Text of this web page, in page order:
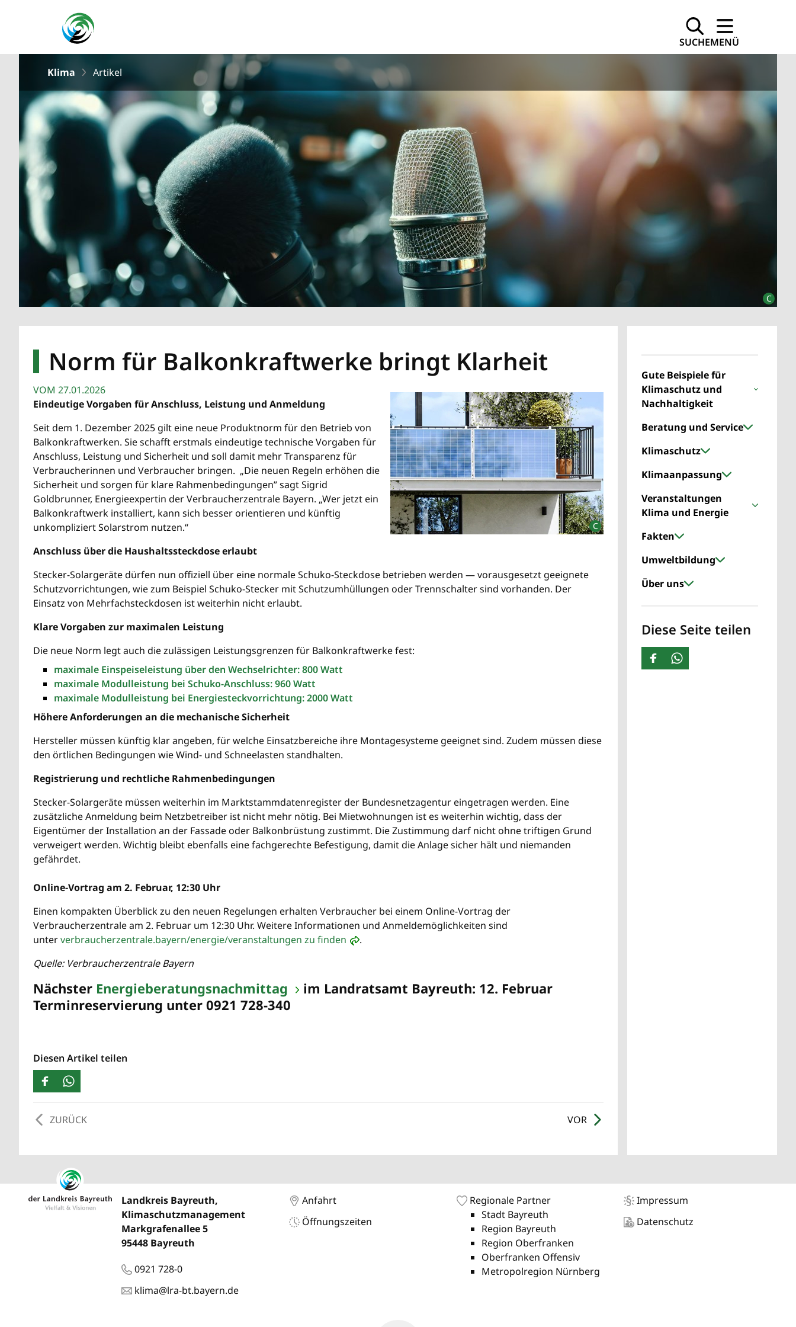
SUCHEMENÜ
Klima Artikel
Norm für Balkonkraftwerke bringt Klarheit
VOM 27.01.2026
Eindeutige Vorgaben für Anschluss, Leistung und Anmeldung
Seit dem 1. Dezember 2025 gilt eine neue Produktnorm für den Betrieb von
Balkonkraftwerken. Sie schafft erstmals eindeutige technische Vorgaben für
Anschluss, Leistung und Sicherheit und soll damit mehr Transparenz für
Verbraucherinnen und Verbraucher bringen. „Die neuen Regeln erhöhen die
Sicherheit und sorgen für klare Rahmenbedingungen” sagt Sigrid
Goldbrunner, Energieexpertin der Verbraucherzentrale Bayern. „Wer jetzt ein
Balkonkraftwerk installiert, kann sich besser orientieren und künftig
unkompliziert Solarstrom nutzen.“
Anschluss über die Haushaltssteckdose erlaubt
Stecker-Solargeräte dürfen nun offiziell über eine normale Schuko-Steckdose betrieben werden — vorausgesetzt geeignete
Schutzvorrichtungen, wie zum Beispiel Schuko-Stecker mit Schutzumhüllungen oder Trennschalter sind vorhanden. Der
Einsatz von Mehrfachsteckdosen ist weiterhin nicht erlaubt.
Klare Vorgaben zur maximalen Leistung
Die neue Norm legt auch die zulässigen Leistungsgrenzen für Balkonkraftwerke fest:
maximale Einspeiseleistung über den Wechselrichter: 800 Watt
maximale Modulleistung bei Schuko-Anschluss: 960 Watt
maximale Modulleistung bei Energiesteckvorrichtung: 2000 Watt
Höhere Anforderungen an die mechanische Sicherheit
Hersteller müssen künftig klar angeben, für welche Einsatzbereiche ihre Montagesysteme geeignet sind. Zudem müssen diese
den örtlichen Bedingungen wie Wind- und Schneelasten standhalten.
Registrierung und rechtliche Rahmenbedingungen
Stecker-Solargeräte müssen weiterhin im Marktstammdatenregister der Bundesnetzagentur eingetragen werden. Eine
zusätzliche Anmeldung beim Netzbetreiber ist nicht mehr nötig. Bei Mietwohnungen ist es weiterhin wichtig, dass der
Eigentümer der Installation an der Fassade oder Balkonbrüstung zustimmt. Die Zustimmung darf nicht ohne triftigen Grund
verweigert werden. Wichtig bleibt ebenfalls eine fachgerechte Befestigung, damit die Anlage sicher hält und niemanden
gefährdet.
Online-Vortrag am 2. Februar, 12:30 Uhr
Einen kompakten Überblick zu den neuen Regelungen erhalten Verbraucher bei einem Online-Vortrag der
Verbraucherzentrale am 2. Februar um 12:30 Uhr. Weitere Informationen und Anmeldemöglichkeiten sind
unterverbraucherzentrale.bayern/energie/veranstaltungen zu finden
.
Quelle: Verbraucherzentrale Bayern
Nächster Energieberatungsnachmittag
im Landratsamt Bayreuth: 12. Februar
Terminreservierung unter 0921 728-340
Diesen Artikel teilen
VOR
ZURÜCK
Gute Beispiele für
Klimaschutz und
Nachhaltigkeit
Beratung und Service
Klimaschutz
Klimaanpassung
Veranstaltungen
Klima und Energie
Fakten
Umweltbildung
Über uns
Diese Seite teilen
Landkreis Bayreuth,
Klimaschutzmanagement
Markgrafenallee 5
95448 Bayreuth
0921 728-0
klima@lra-bt.bayern.de
Anfahrt
Öffnungszeiten
Regionale Partner
Stadt Bayreuth
Region Bayreuth
Region Oberfranken
Oberfranken Offensiv
Metropolregion Nürnberg
Impressum
Datenschutz